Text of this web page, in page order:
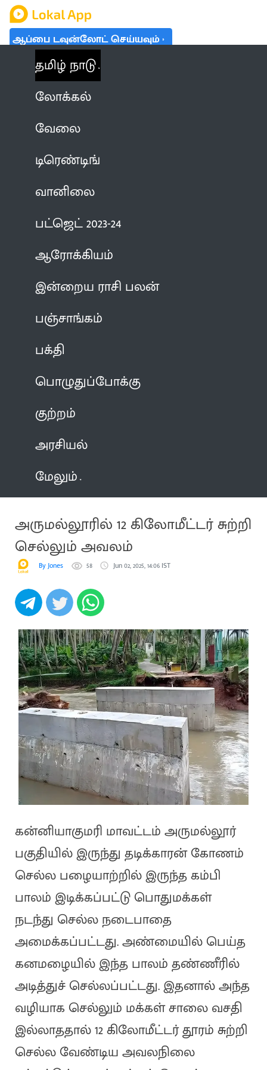
ஆப்பை டவுன்லோட் செய்யவும்
தமிழ் நாடு
லோக்கல்
வேலை
டிரெண்டிங்
வானிலை
பட்ஜெட் 2023-24
ஆரோக்கியம்
இன்றைய ராசி பலன்
பஞ்சாங்கம்
பக்தி
பொழுதுப்போக்கு
குற்றம்
அரசியல்
மேலும்
அருமல்லூரில் 12 கிலோமீட்டர் சுற்றி
செல்லும் அவலம்
By Jones 58 Jun 02, 2025, 14:06 IST
கன்னியாகுமரி மாவட்டம் அருமல்லூர்
பகுதியில் இருந்து தடிக்காரன் கோணம்
செல்ல பழையாற்றில் இருந்த கம்பி
பாலம் இடிக்கப்பட்டு பொதுமக்கள்
நடந்து செல்ல நடைபாதை
அமைக்கப்பட்டது. அண்மையில் பெய்த
கனமழையில் இந்த பாலம் தண்ணீரில்
அடித்துச் செல்லப்பட்டது. இதனால் அந்த
வழியாக செல்லும் மக்கள் சாலை வசதி
இல்லாததால் 12 கிலோமீட்டர் தூரம் சுற்றி
செல்ல வேண்டிய அவலநிலை